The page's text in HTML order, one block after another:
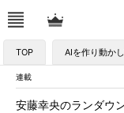
TOP AIを作り動か
連載
安藤幸央のランダウン